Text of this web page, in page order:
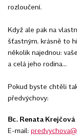
rozloučení.
Když ale pak na
šťastným, krásně to
několik najednou:
a celá jeho rodina...
Pokud byste chtěli
předvýchovy:
Bc. Renata
E-mail: